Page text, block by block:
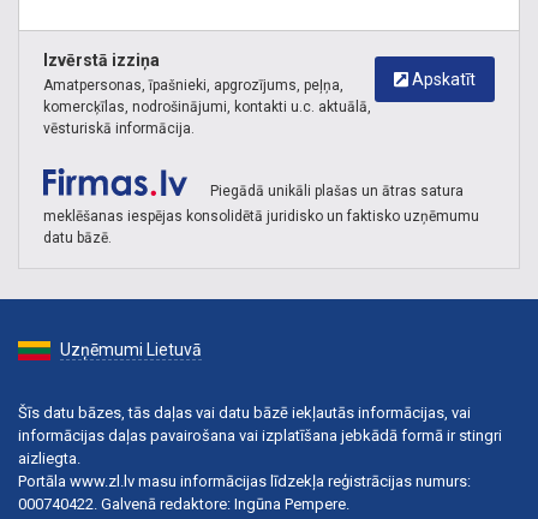
Apskatīt
Izvērstā izziņa
Amatpersonas, īpašnieki, apgrozījums, peļņa,
komercķīlas, nodrošinājumi, kontakti u.c. aktuālā,
vēsturiskā informācija.
Piegādā unikāli plašas un ātras satura
meklēšanas iespējas konsolidētā juridisko un faktisko uzņēmumu
datu bāzē.
Uzņēmumi Lietuvā
Šīs datu bāzes, tās daļas vai datu bāzē iekļautās informācijas, vai
informācijas daļas pavairošana vai izplatīšana jebkādā formā ir stingri
aizliegta.
Portāla www.zl.lv masu informācijas līdzekļa reģistrācijas numurs:
000740422. Galvenā redaktore: Ingūna Pempere.